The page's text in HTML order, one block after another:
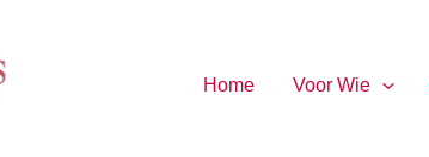
Home Voor Wie